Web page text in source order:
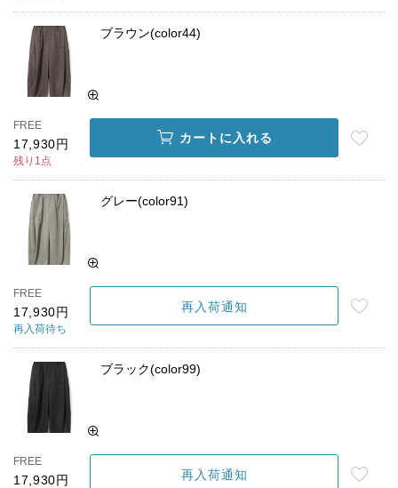
ブラウン(color44)
FREE
17,930円
残り1点
カートに入れる
グレー(color91)
FREE
17,930円
再入荷待ち
再入荷通知
ブラック(color99)
FREE
17,930円 再入荷通知